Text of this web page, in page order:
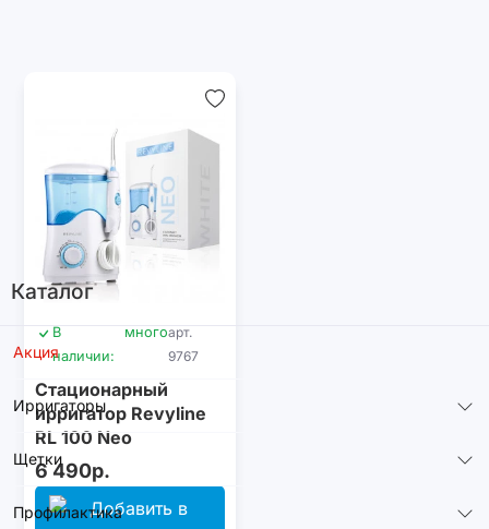
Каталог
Акция
Ирригаторы
Щетки
Профилактика
В
наличии:
многоарт.
9767
Стационарный
ирригатор Revyline
RL 100 Neo
6 490р.